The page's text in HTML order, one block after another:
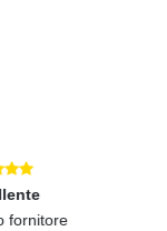
fornitore